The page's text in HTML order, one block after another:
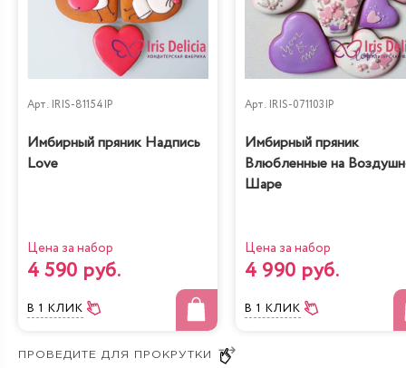
Арт. IRIS-81154IP
Имбирный пряник Надпись
Love
Цена за набор
4 590 руб.
В 1 КЛИК
Арт. IRIS-071103IP
Имбирный пряник
Влюбленные на
Шаре
Цена за набор
4 990 руб.
В 1 КЛИК